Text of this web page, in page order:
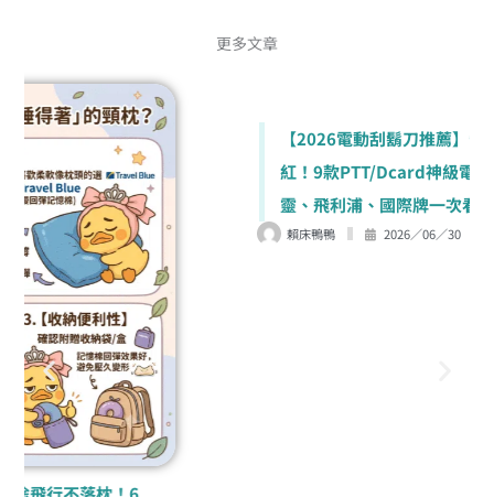
更多文章
【2026電動刮鬍刀推薦】告別粗硬鬍渣與泛